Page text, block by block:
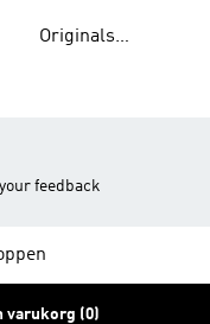
Originals
feedback
varukorg (0)